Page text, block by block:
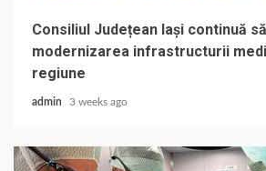
Consiliul Județean Iași continuă
modernizarea infrastructurii
regiune
admin 3 weeks ago